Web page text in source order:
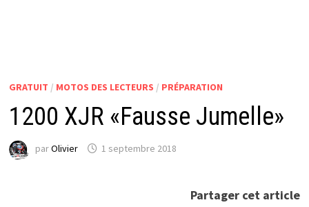
GRATUIT / MOTOS DES LECTEURS / PRÉPARATION
1200 XJR «Fausse Jumelle»
parOlivier 1 septembre 2018
Partager cet article